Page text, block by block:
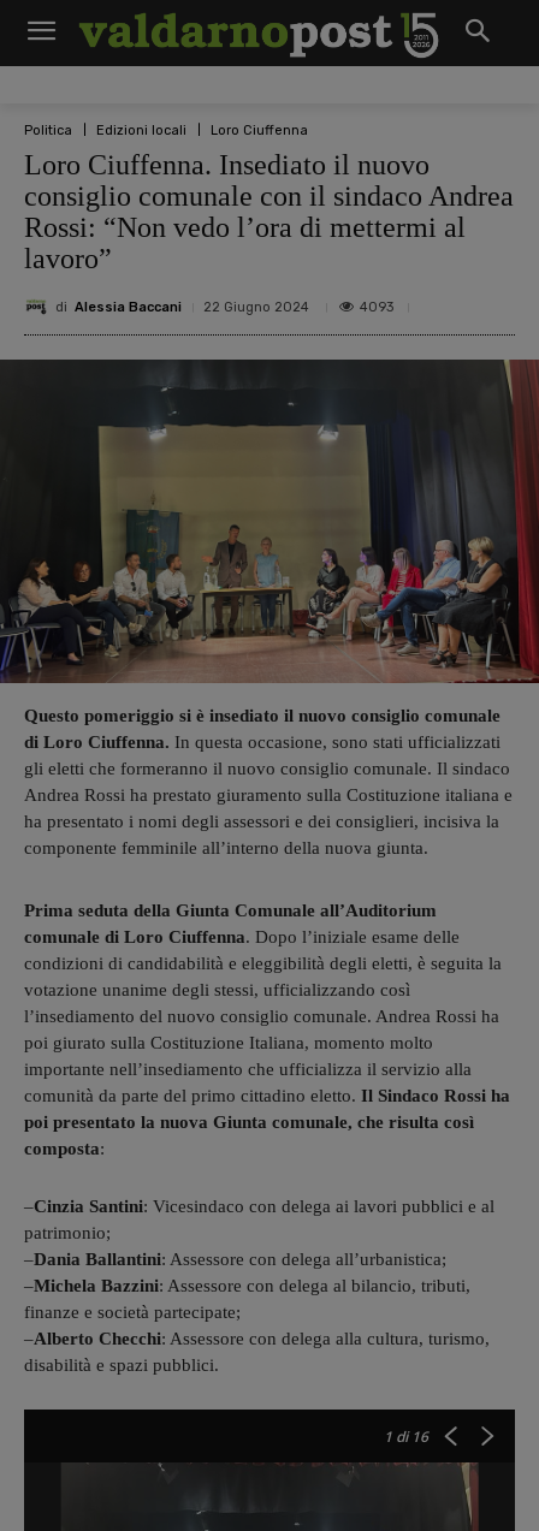
Politica Edizioni locali Loro Ciuffenna
Loro Ciuffenna. Insediato il nuovo
consiglio comunale con il sindaco Andrea
Rossi: “Non vedo l’ora di mettermi al
lavoro”
di Alessia Baccani 22 Giugno 2024 4093
Questo pomeriggio si è insediato il nuovo consiglio comunale
di Loro Ciuffenna. In questa occasione, sono stati ufficializzati
gli eletti che formeranno il nuovo consiglio comunale. Il sindaco
Andrea Rossi ha prestato giuramento sulla Costituzione italiana e
ha presentato i nomi degli assessori e dei consiglieri, incisiva la
componente femminile all’interno della nuova giunta.
Prima seduta della Giunta Comunale all’Auditorium
comunale di Loro Ciuffenna. Dopo l’iniziale esame delle
condizioni di candidabilità e eleggibilità degli eletti, è seguita la
votazione unanime degli stessi, ufficializzando così
l’insediamento del nuovo consiglio comunale. Andrea Rossi ha
poi giurato sulla Costituzione Italiana, momento molto
importante nell’insediamento che ufficializza il servizio alla
comunità da parte del primo cittadino eletto. Il Sindaco Rossi ha
poi presentato la nuova Giunta comunale, che risulta così
composta:
–Cinzia Santini: Vicesindaco con delega ai lavori pubblici e al
patrimonio;
–Dania Ballantini: Assessore con delega all’urbanistica;
–Michela Bazzini: Assessore con delega al bilancio, tributi,
finanze e società partecipate;
–Alberto Checchi: Assessore con delega alla cultura, turismo,
disabilità e spazi pubblici.
1 di 16